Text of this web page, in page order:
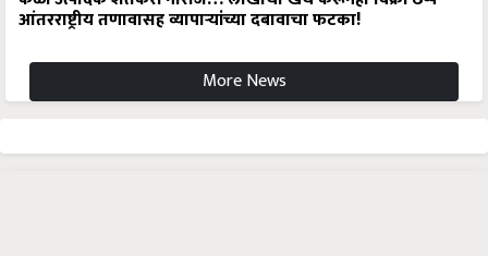
आंतरराष्ट्रीय तणावासह व्यापाऱ्यांच्या दबावाचा फटका!
More News